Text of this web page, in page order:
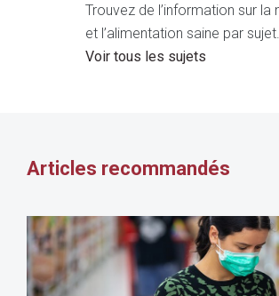
Trouvez de l’information sur la
et l’alimentation saine par sujet.
Voir tous les sujets
Articles recommandés